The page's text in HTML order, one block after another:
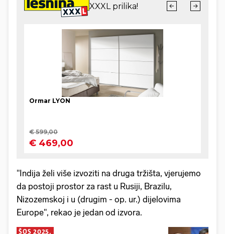
"Indija želi više izvoziti na druga tržišta, vjerujemo
da postoji prostor za rast u Rusiji, Brazilu,
Nizozemskoj i u (drugim - op. ur.) dijelovima
Europe", rekao je jedan od izvora.
ŠOS 2025.